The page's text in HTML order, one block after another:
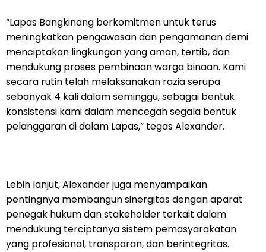
“Lapas Bangkinang berkomitmen untuk terus
meningkatkan pengawasan dan pengamanan demi
menciptakan lingkungan yang aman, tertib, dan
mendukung proses pembinaan warga binaan. Kami
secara rutin telah melaksanakan razia serupa
sebanyak 4 kali dalam seminggu, sebagai bentuk
konsistensi kami dalam mencegah segala bentuk
pelanggaran di dalam Lapas,” tegas Alexander.
Lebih lanjut, Alexander juga menyampaikan
pentingnya membangun sinergitas dengan aparat
penegak hukum dan stakeholder terkait dalam
mendukung terciptanya sistem pemasyarakatan
yang profesional, transparan, dan berintegritas.